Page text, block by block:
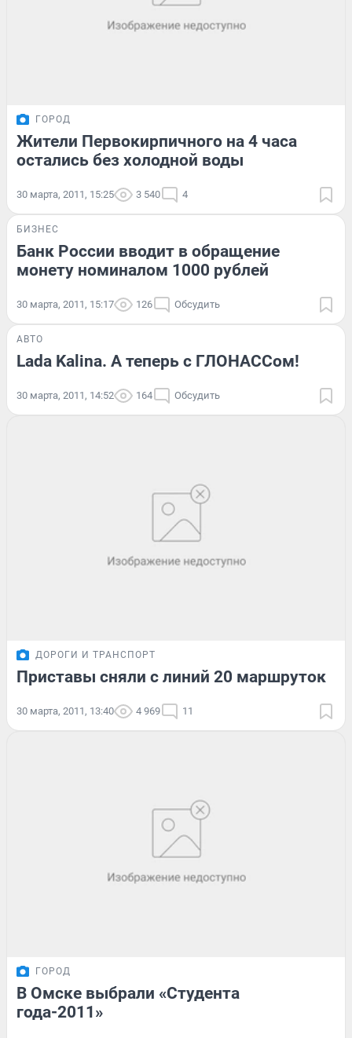
ГОРОД
Жители Первокирпичного на 4 часа
остались без холодной воды
30 марта, 2011, 15:25 3 540 4
БИЗНЕС
Банк России вводит в обращение
монету номиналом 1000 рублей
30 марта, 2011, 15:17 126 Обсудить
АВТО
Lada Kalina. А теперь с ГЛОНАССом!
30 марта, 2011, 14:52 164 Обсудить
ДОРОГИ И ТРАНСПОРТ
Приставы сняли с линий 20 маршруток
30 марта, 2011, 13:40 4 969 11
ГОРОД
В Омске выбрали «Студента
года-2011»